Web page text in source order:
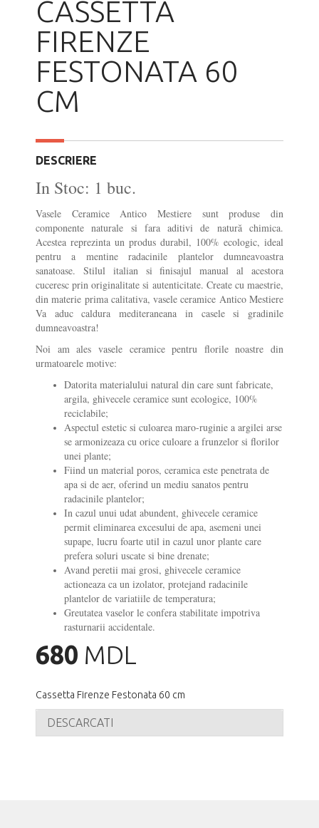
CASSETTA
FIRENZE
FESTONATA 60
CM
DESCRIERE
In Stoc: 1 buc.
Vasele Ceramice Antico Mestiere sunt produse din
componente naturale si fara aditivi de natură chimica.
Acestea reprezinta un produs durabil, 100% ecologic, ideal
pentru a mentine radacinile plantelor dumneavoastra
sanatoase. Stilul italian si finisajul manual al acestora
cuceresc prin originalitate si autenticitate. Create cu maestrie,
din materie prima calitativa, vasele ceramice Antico Mestiere
Va aduc caldura mediteraneana in casele si gradinile
dumneavoastra!
Noi am ales vasele ceramice pentru florile noastre din
urmatoarele motive:
Datorita materialului natural din care sunt fabricate,
argila, ghivecele ceramice sunt ecologice, 100%
reciclabile;
Aspectul estetic si culoarea maro-ruginie a argilei arse
se armonizeaza cu orice culoare a frunzelor si florilor
unei plante;
Fiind un material poros, ceramica este penetrata de
apa si de aer, oferind un mediu sanatos pentru
radacinile plantelor;
In cazul unui udat abundent, ghivecele ceramice
permit eliminarea excesului de apa, asemeni unei
supape, lucru foarte util in cazul unor plante care
prefera soluri uscate si bine drenate;
Avand peretii mai grosi, ghivecele ceramice
actioneaza ca un izolator, protejand radacinile
plantelor de variatiile de temperatura;
Greutatea vaselor le confera stabilitate impotriva
rasturnarii accidentale.
680 MDL
Cassetta Firenze Festonata 60 cm
DESCARCATI